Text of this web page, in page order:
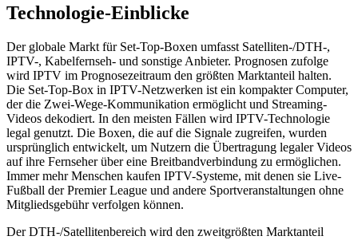
Technologie-Einblicke
Der globale Markt für Set-Top-Boxen umfasst Satelliten-/DTH-,
IPTV-, Kabelfernseh- und sonstige Anbieter. Prognosen zufolge
wird IPTV im Prognosezeitraum den größten Marktanteil halten.
Die Set-Top-Box in IPTV-Netzwerken ist ein kompakter Computer,
der die Zwei-Wege-Kommunikation ermöglicht und Streaming-
Videos dekodiert. In den meisten Fällen wird IPTV-Technologie
legal genutzt. Die Boxen, die auf die Signale zugreifen, wurden
ursprünglich entwickelt, um Nutzern die Übertragung legaler Videos
auf ihre Fernseher über eine Breitbandverbindung zu ermöglichen.
Immer mehr Menschen kaufen IPTV-Systeme, mit denen sie Live-
Fußball der Premier League und andere Sportveranstaltungen ohne
Mitgliedsgebühr verfolgen können.
Der DTH-/Satellitenbereich wird den zweitgrößten Marktanteil